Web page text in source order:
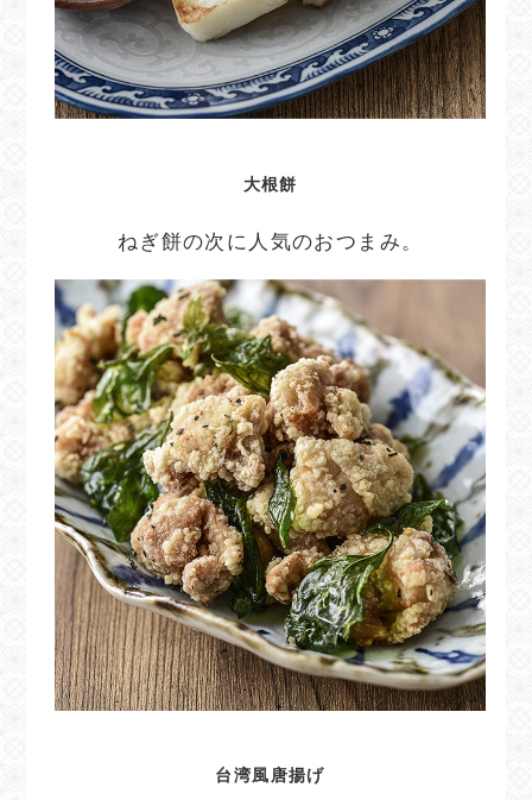
大根餅
ねぎ餅の次に人気のおつまみ。
台湾風唐揚げ